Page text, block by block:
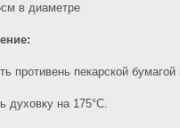
в диаметре
противень пекарской
духовку на 175°C.